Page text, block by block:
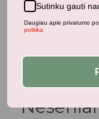
Sutinku gauti
Daugiau apie privatumo
politika